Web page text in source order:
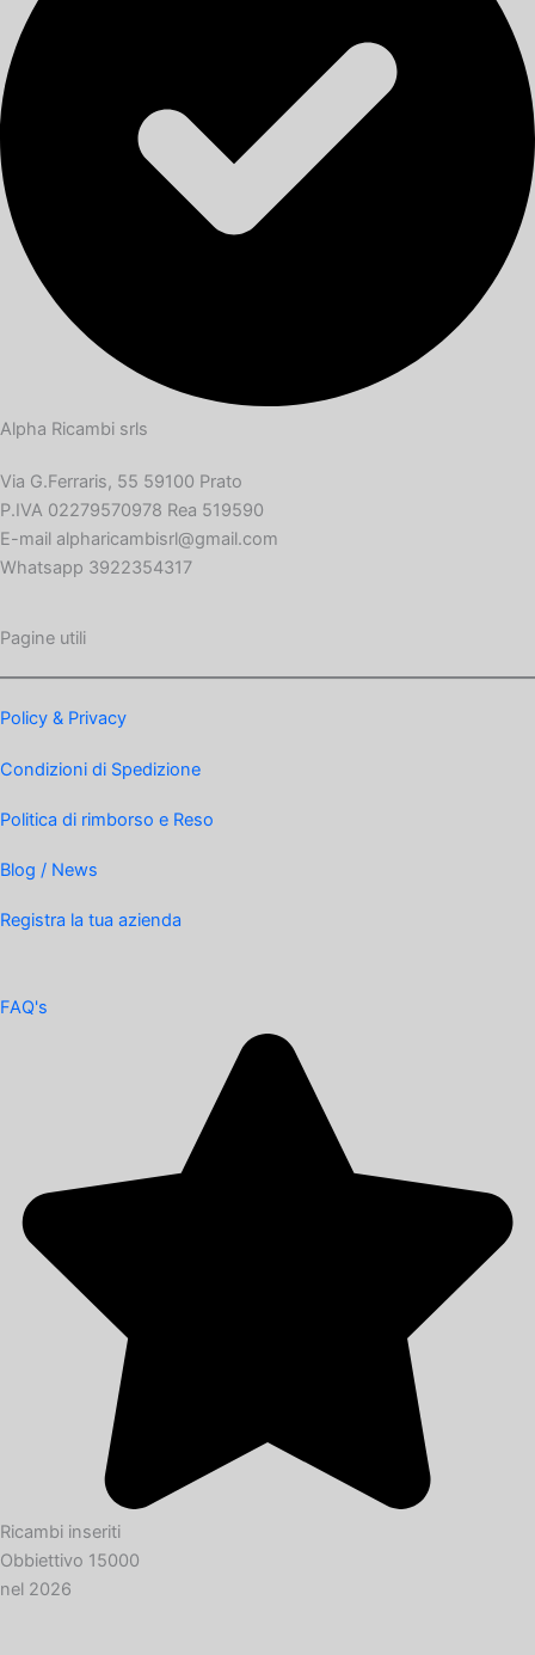
Alpha Ricambi srls
Via G.Ferraris, 55 59100 Prato
P.IVA 02279570978 Rea 519590
E-mail alpharicambisrl@gmail.com
Whatsapp 3922354317
Pagine utili
Policy & Privacy
Condizioni di Spedizione
Politica di rimborso e Reso
Blog / News
Registra la tua azienda
FAQ's
Ricambi inseriti
Obbiettivo 15000
nel 2026